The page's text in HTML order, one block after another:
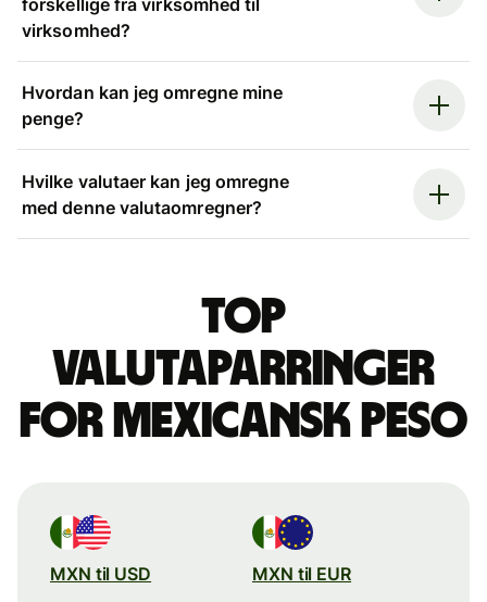
virksomhed?
Hvordan kan jeg omregne mine
penge?
Hvilke valutaer kan jeg omregne
med denne valutaomregner?
Top
valutaparringer
for mexicansk peso
MXN til USD MXN til EUR